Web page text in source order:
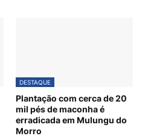
DESTAQUE
Plantação com cerca de 20
mil pés de maconha é
erradicada em Mulungu do
Morro